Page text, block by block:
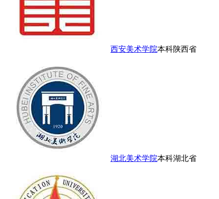
西安美术学院本科陕西省
湖北美术学院本科湖北省